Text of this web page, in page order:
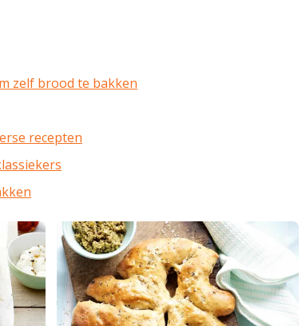
zelf brood te bakken
recepten